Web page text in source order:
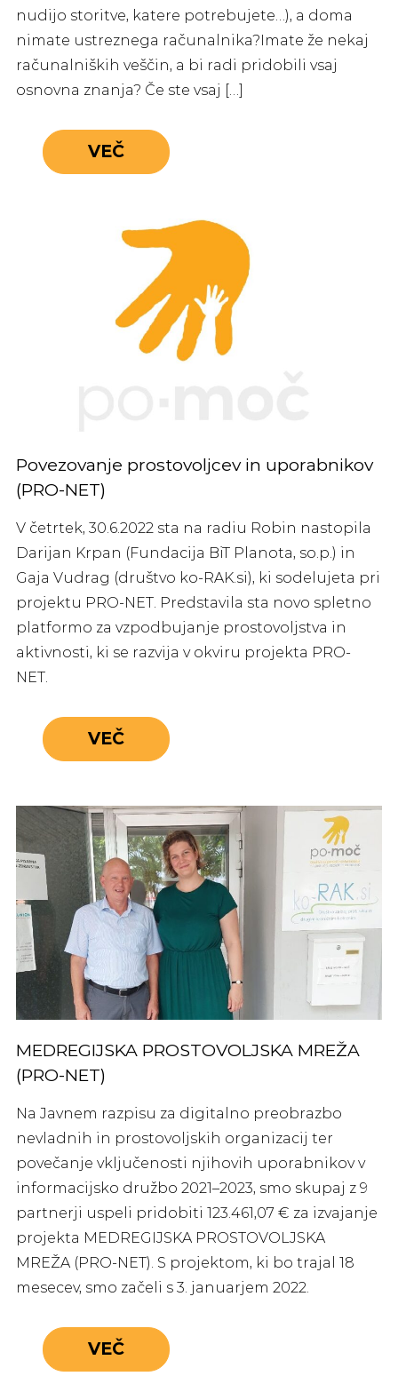
nudijo storitve, katere potrebujete…), a doma
nimate ustreznega računalnika?Imate že nekaj
računalniških veščin, a bi radi pridobili vsaj
osnovna znanja? Če ste vsaj […]
VEČ
Povezovanje prostovoljcev in uporabnikov
(PRO-NET)
V četrtek, 30.6.2022 sta na radiu Robin nastopila
Darijan Krpan (Fundacija BiT Planota, so.p.) in
Gaja Vudrag (društvo ko-RAK.si), ki sodelujeta pri
projektu PRO-NET. Predstavila sta novo spletno
platformo za vzpodbujanje prostovoljstva in
aktivnosti, ki se razvija v okviru projekta PRO-
NET.
VEČ
MEDREGIJSKA PROSTOVOLJSKA MREŽA
(PRO-NET)
Na Javnem razpisu za digitalno preobrazbo
nevladnih in prostovoljskih organizacij ter
povečanje vključenosti njihovih uporabnikov v
informacijsko družbo 2021–2023, smo skupaj z 9
partnerji uspeli pridobiti 123.461,07 € za izvajanje
projekta MEDREGIJSKA PROSTOVOLJSKA
MREŽA (PRO-NET). S projektom, ki bo trajal 18
mesecev, smo začeli s 3. januarjem 2022.
VEČ